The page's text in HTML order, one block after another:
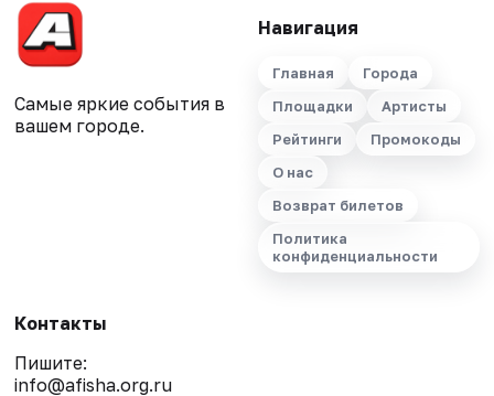
Самые яркие события в
вашем городе.
Навигация
Главная
Города
Площадки
Артисты
Рейтинги
Промокоды
О нас
Возврат билетов
Политика
конфиденциальности
Контакты
Пишите:
info@afisha.org.ru